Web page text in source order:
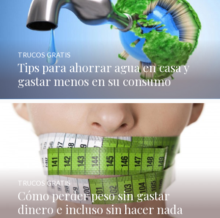
Tips para ahorrar agua en casa y
gastar menos en su consumo
TRUCOS GRATIS
Cómo perder peso sin gastar
dinero e incluso sin hacer nada
TRUCOS GRATIS